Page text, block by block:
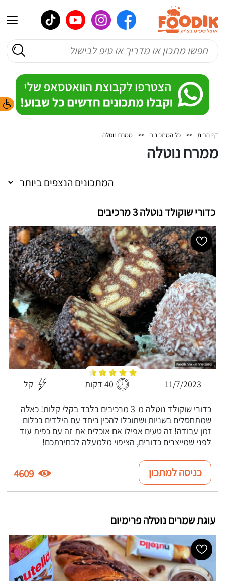
דף הבית >> כל המתכונים >> ממרח נוטלה
ממרח נוטלה
כדורי שוקולד נוטלה 3 מרכיבים
11/7/2023 40 דקות קל
כדורי שוקולד נוטלה מ-3 מרכיבים בלבד בקלי קלות! כאלה
שמתחסלים בשניות ושתוכלו להכין ביחד עם הילדים בכלום
זמן עבודה! זה טעים אפילו אם אוכלים את זה עם כפית עוד
לפני שמייצרים כדורים, הציפוי מלמעלה לבחירתכם!
כניסה למתכון 4609
עוגת שמרים נוטלה פרימיום